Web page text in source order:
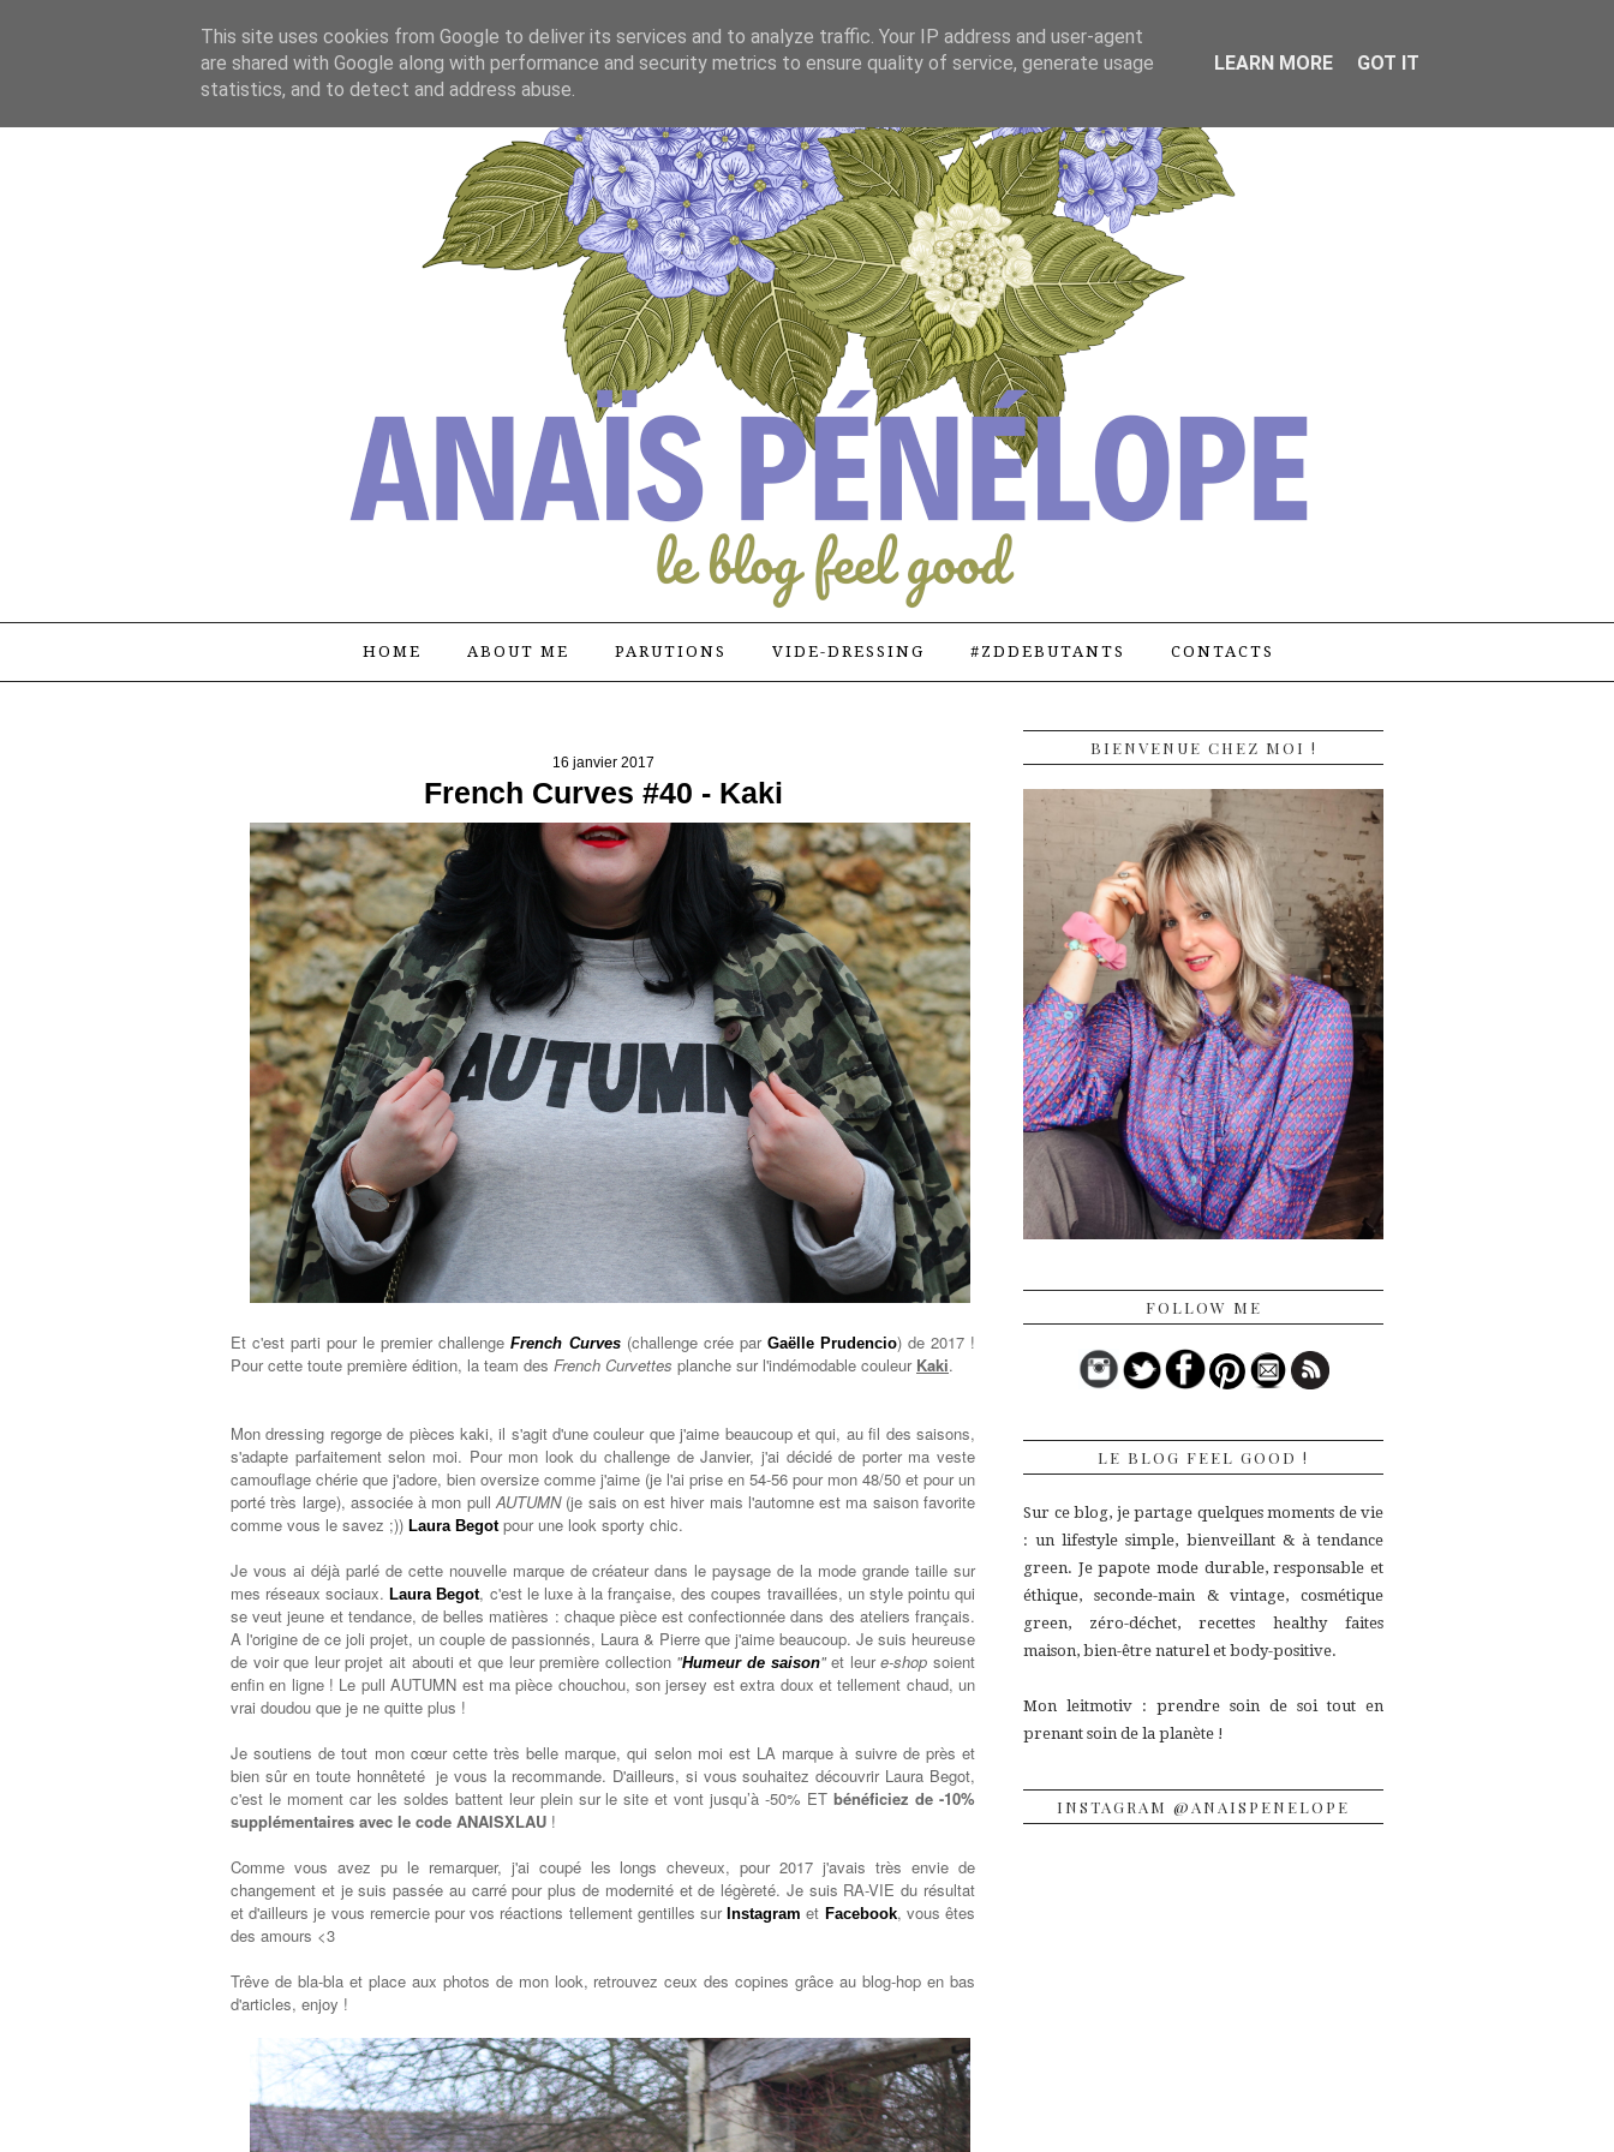
HOME ABOUT ME PARUTIONS VIDE-DRESSING #ZDDEBUTANTS CONTACTS
16 janvier 2017
French Curves #40 - Kaki
Et c'est parti pour le premier challengeFrench Curves (challenge crée par Gaëlle Prudencio) de 2017 !
Pour cette toute première édition, la team des French Curvettes planche sur l'indémodable couleur Kaki.
Mon dressing regorge de pièces kaki, il s'agit d'une couleur que j'aime beaucoup et qui, au fil des saisons,
s'adapte parfaitement selon moi. Pour mon look du challenge de Janvier, j'ai décidé de porter ma veste
camouflage chérie que j'adore, bien oversize comme j'aime (je l'ai prise en 54-56 pour mon 48/50 et pour un
porté très large), associée à mon pullAUTUMN(je sais on est hiver mais l'automne est ma saison favorite
comme vous le savez ;)) Laura Begotpour une look sporty chic.
Je vous ai déjà parlé de cette nouvelle marque de créateur dans le paysage de la mode grande taille sur
mes réseaux sociaux.Laura Begot, c'est le luxe à la française, des coupes travaillées, un style pointu qui
se veut jeune et tendance, de belles matières : chaque pièce est confectionnée dans des ateliers français.
A l'origine de ce joli projet, un couple de passionnés, Laura & Pierre que j'aime beaucoup. Je suis heureuse
de voir que leur projet ait abouti et que leur première collection "Humeur de saison"et leure-shop soient
enfin en ligne ! Le pull AUTUMN est ma pièce chouchou, son jersey est extra doux et tellement chaud, un
vrai doudou que je ne quitte plus !
Je soutiens de tout mon cœur cette très belle marque, qui selon moi est LA marque à suivre de près et
bien sûr en toute honnêteté je vous la recommande. D'ailleurs, si vous souhaitez découvrir Laura Begot,
c'est le moment car les soldes battent leur plein sur le site et vont jusqu’à -50% ET bénéficiez de -10%
supplémentaires avec le code ANAISXLAU !
Comme vous avez pu le remarquer, j'ai coupé les longs cheveux, pour 2017 j'avais très envie de
changement et je suis passée au carré pour plus de modernité et de légèreté. Je suis RA-VIE du résultat
et d'ailleurs je vous remercie pour vos réactions tellement gentilles sur Instagram et Facebook, vous êtes
des amours <3
Trêve de bla-bla et place aux photos de mon look, retrouvez ceux des copines grâce au blog-hop en bas
d'articles, enjoy !
BIENVENUE CHEZ MOI !
FOLLOW ME
LE BLOG FEEL GOOD !
Sur ce blog, je partage quelques moments de vie
:unlifestyle simple, bienveillant & à tendance
green. Je papote mode durable, responsable et
éthique, seconde-main & vintage, cosmétique
green, zéro-déchet, recettes healthy faites
maison, bien-être naturel et body-positive.
Mon leitmotiv : prendre soin de soi tout en
prenant soin de la planète !
INSTAGRAM @ANAISPENELOPE
This site uses cookies from Google to deliver its services and to analyze traffic. Your IP address and user-agent
are shared with Google along with performance and security metrics to ensure quality of service, generate usage
statistics, and to detect and address abuse.
LEARN MORE GOT IT